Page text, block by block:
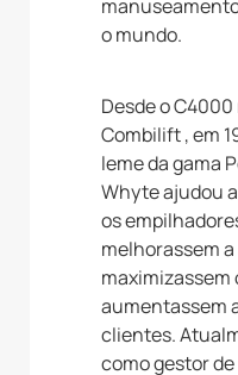
o mundo.
Desde o
Combilift , em
leme da gama
Whyte ajudou
os
melhorassem
maximizassem
aumentassem
clientes.
como gestor